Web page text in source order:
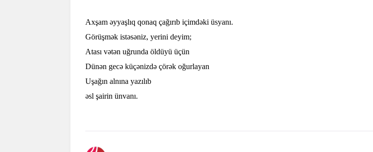
Axşam əyyaşlıq qonaq çağırıb içimdəki üsyanı.
Görüşmək istəsəniz, yerini deyim;
Atası vətən uğrunda öldüyü üçün
Dünən gecə küçənizdə çörək oğurlayan
Uşağın alnına yazılıb
əsl şairin ünvanı.